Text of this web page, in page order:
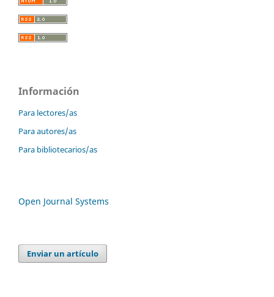
Información
Para lectores/as
Para autores/as
Para bibliotecarios/as
Open Journal Systems
Enviar un artículo